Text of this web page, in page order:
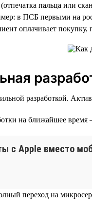
пальца или
в ПСБ первыми на
оплачивает
разработкой.
на ближайшее
с Apple вместо
переход на